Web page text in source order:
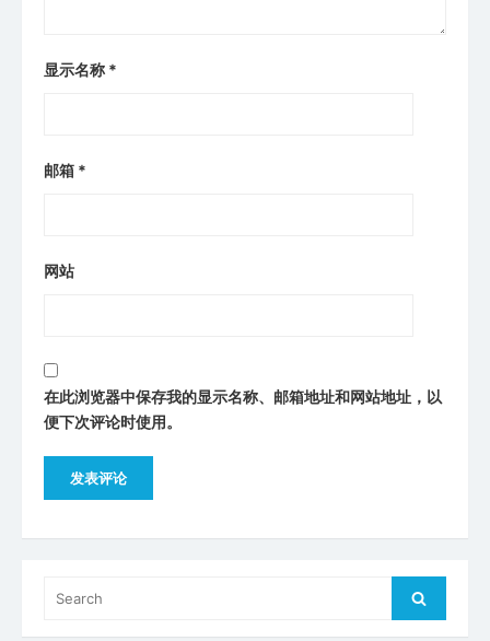
显示名称 *
邮箱 *
网站
在此浏览器中保存我的显示名称、邮箱地址和网站地址，以
便下次评论时使用。
for:
Search